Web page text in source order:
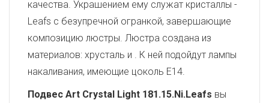
качества. Украшением ему служат кристаллы -
Leafs с безупречной огранкой, завершающие
композицию люстры. Люстра создана из
материалов: хрусталь и . К ней подойдут лампы
накаливания, имеющие цоколь E14.
Подвес Art Crystal Light 181.15.Ni.Leafs вы